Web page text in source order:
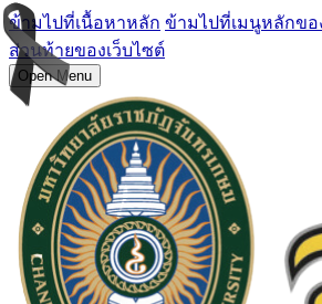
ข้ามไปที่เนื้อหาหลัก ข้ามไปที่เมนูหลักขอ
ส่วนท้ายของเว็บไซต์
Open Menu